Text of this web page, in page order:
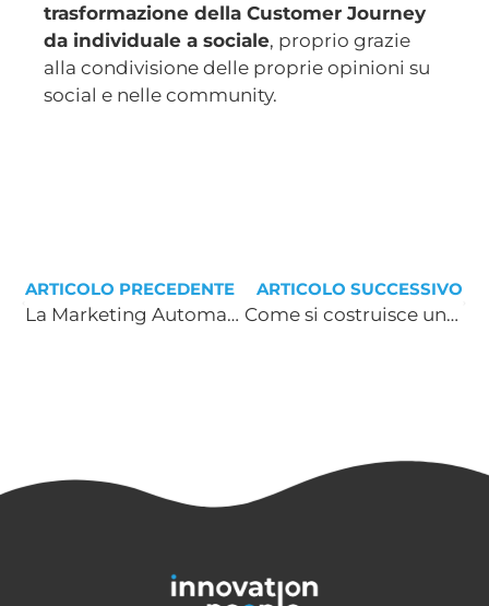
trasformazione della Customer Journey
da individuale a sociale, proprio grazie
alla condivisione delle proprie opinioni su
social e nelle community.
ARTICOLO PRECEDENTE
La Marketing Automation per recuperare i carrelli abbandonati
ARTICOLO SUCCESSIVO
Come si costruisce una Brand Identity